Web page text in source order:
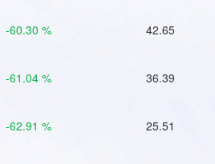
-60.30 % 42.65
-61.04 % 36.39
-62.91 % 25.51